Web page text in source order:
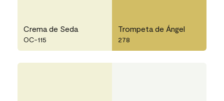
Crema de Seda
OC-115
Trompeta de Ángel
278